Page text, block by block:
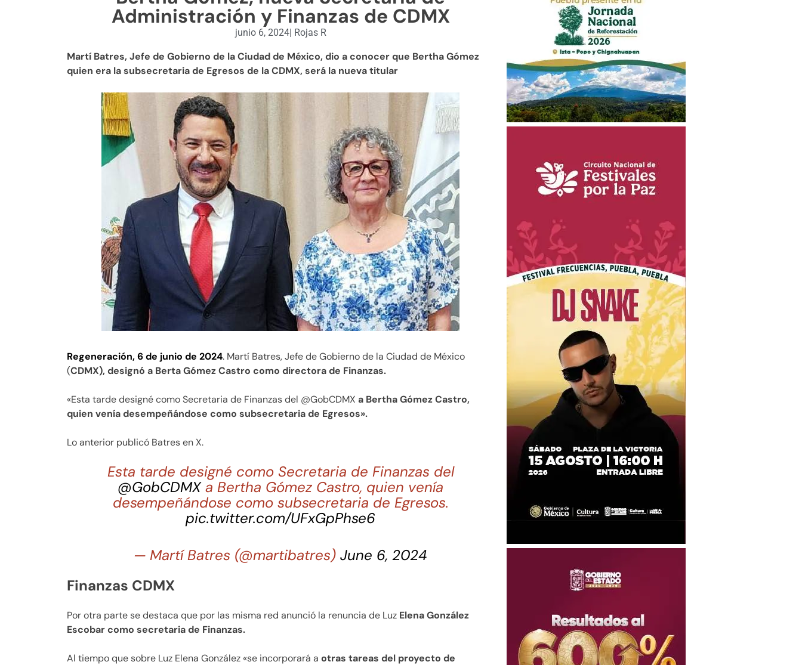
Administración y Finanzas de CDMX
junio 6, 2024| Rojas R
Martí Batres, Jefe de Gobierno de la Ciudad de México, dio a conocer que Bertha Gómez
quien era la subsecretaria de Egresos de la CDMX, será la nueva titular
Regeneración, 6 de junio de 2024. Martí Batres, Jefe de Gobierno de la Ciudad de México
(CDMX), designó a Berta Gómez Castro como directora de Finanzas.
«Esta tarde designé como Secretaria de Finanzas del @GobCDMX a Bertha Gómez Castro,
quien venía desempeñándose como subsecretaria de Egresos».
Lo anterior publicó Batres en X.
Esta tarde designé como Secretaria de Finanzas del
@GobCDMXa Bertha Gómez Castro, quien venía
desempeñándose como subsecretaria de Egresos.
pic.twitter.com/UFxGpPhse6
— Martí Batres (@martibatres)June 6, 2024
Finanzas CDMX
Por otra parte se destaca que por las misma red anunció la renuncia de Luz Elena González
Escobar como secretaria de Finanzas.
Al tiempo que sobre Luz Elena González «se incorporará a otras tareas del proyecto de